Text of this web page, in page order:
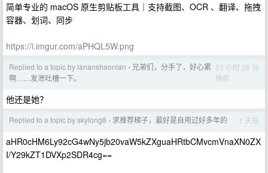
简单专业的 macOS 原生剪贴板工具｜支持截图、OCR 、翻译、拖拽
容器、划词、同步
https://i.imgur.com/aPHQL5W.png
Replied to a topic by lananshaonian › 兄弟们，分手了，好心累
啊……发泄吐槽一下。
23 小时 26 分
钟前
他还是她？
Replied to a topic by skylong8 › 求推荐梯子，最好是自用过好多年的 1 天前
aHR0cHM6Ly92cG4wNy5jb20vaW5kZXguaHRtbCMvcmVnaXN0ZX
I/Y29kZT1DVXp2SDR4cg==